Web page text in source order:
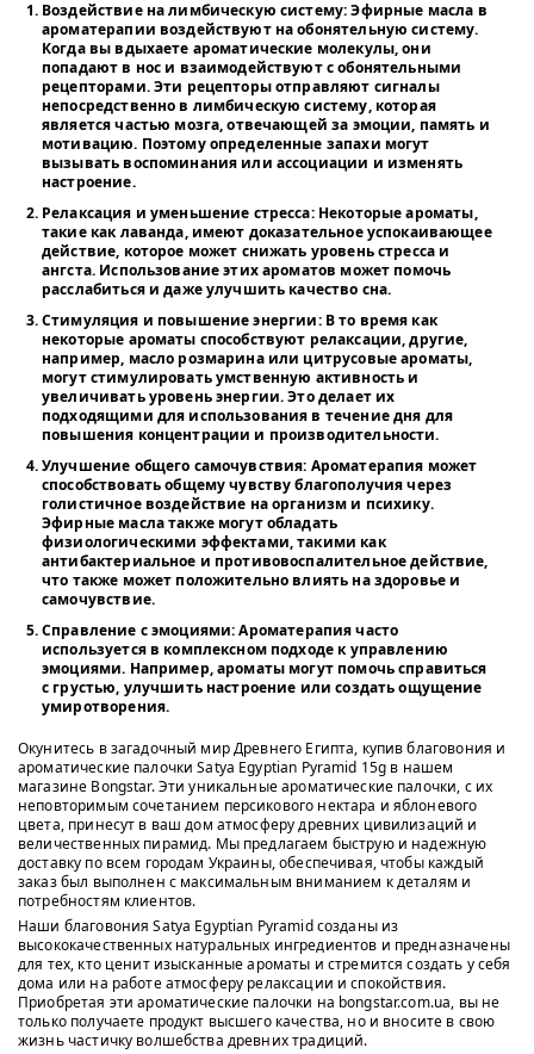
Воздействие на лимбическую систему: Эфирные масла в
ароматерапии воздействуют на обонятельную систему.
Когда вы вдыхаете ароматические молекулы, они
попадают в нос и взаимодействуют с обонятельными
рецепторами. Эти рецепторы отправляют сигналы
непосредственно в лимбическую систему, которая
является частью мозга, отвечающей за эмоции, память и
мотивацию. Поэтому определенные запахи могут
вызывать воспоминания или ассоциации и изменять
настроение.
Релаксация и уменьшение стресса: Некоторые ароматы,
такие как лаванда, имеют доказательное успокаивающее
действие, которое может снижать уровень стресса и
ангста. Использование этих ароматов может помочь
расслабиться и даже улучшить качество сна.
Стимуляция и повышение энергии: В то время как
некоторые ароматы способствуют релаксации, другие,
например, масло розмарина или цитрусовые ароматы,
могут стимулировать умственную активность и
увеличивать уровень энергии. Это делает их
подходящими для использования в течение дня для
повышения концентрации и производительности.
Улучшение общего самочувствия: Ароматерапия может
способствовать общему чувству благополучия через
голистичное воздействие на организм и психику.
Эфирные масла также могут обладать
физиологическими эффектами, такими как
антибактериальное и противовоспалительное действие,
что также может положительно влиять на здоровье и
самочувствие.
Справление с эмоциями: Ароматерапия часто
используется в комплексном подходе к управлению
эмоциями. Например, ароматы могут помочь справиться
с грустью, улучшить настроение или создать ощущение
умиротворения.
Окунитесь в загадочный мир Древнего Египта, купив благовония и
ароматические палочки Satya Egyptian Pyramid 15g в нашем
магазине Bongstar. Эти уникальные ароматические палочки, с их
неповторимым сочетанием персикового нектара и яблоневого
цвета, принесут в ваш дом атмосферу древних цивилизаций и
величественных пирамид. Мы предлагаем быструю и надежную
доставку по всем городам Украины, обеспечивая, чтобы каждый
заказ был выполнен с максимальным вниманием к деталям и
потребностям клиентов.
Наши благовония Satya Egyptian Pyramid созданы из
высококачественных натуральных ингредиентов и предназначены
для тех, кто ценит изысканные ароматы и стремится создать у себя
дома или на работе атмосферу релаксации и спокойствия.
Приобретая эти ароматические палочки на bongstar.com.ua, вы не
только получаете продукт высшего качества, но и вносите в свою
жизнь частичку волшебства древних традиций.